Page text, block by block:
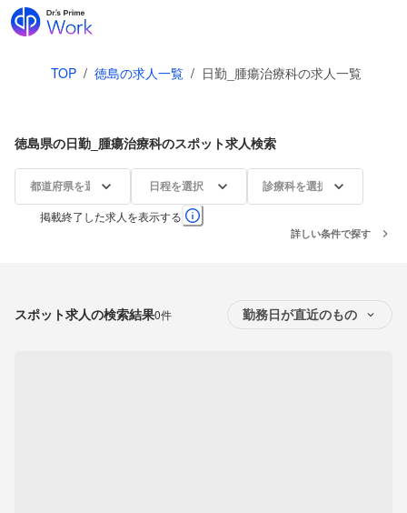
TOP / 徳島の求人一覧 / 日勤_腫瘍治療科の求人一覧
徳島県の日勤_腫瘍治療科のスポット求人検索
都道府県を選択 日程を選択 診療科を選択
掲載終了した求人を表示する
詳しい条件で探す
スポット求人の検索結果0件 勤務日が直近のもの